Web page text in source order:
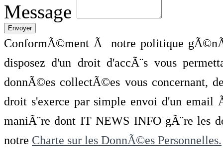
Message
ConformÃ©ment Ã notre politique
disposez d'un droit d'accÃ¨s vous
donnÃ©es collectÃ©es vous concernant,
droit s'exerce par simple envoi d'un
maniÃ¨re dont IT NEWS INFO gÃ¨re les
notre Charte sur les DonnÃ©es Personnelles.